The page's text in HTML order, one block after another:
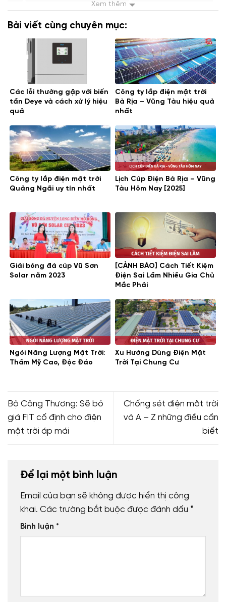
Xem thêm
mặt trời những rủi ro khi đầu tư điện mặt trời rủi ro khi lắp
năng lượng mặt trời rủi ro khi lắp điện mặt trời
tư năng lượng mặt trời rủi ro đầu tư điện mặt trời điện
mặt trời
Bài viết cùng chuyên mục:
Các lỗi thường gặp với biến
tần Deye và cách xử lý hiệu
quả
Công ty lắp điện mặt trời
Bà Rịa – Vũng Tàu hiệu quả
nhất
Công ty lắp điện mặt trời
Quảng Ngãi uy tín nhất
Lịch Cúp Điện Bà Rịa – Vũng
Tàu Hôm Nay [2025]
Giải bóng đá cúp Vũ Sơn
Solar năm 2023
[CẢNH BÁO] Cách Tiết Kiệm
Điện Sai Lầm Nhiều Gia Chủ
Mắc Phải
Ngói Năng Lượng Mặt Trời:
Thẩm Mỹ Cao, Độc Đáo
Xu Hướng Dùng Điện Mặt
Trời Tại Chung Cư
Bộ Công Thương: Sẽ bỏ
giá FIT cố định cho điện
mặt trời áp mái
Chống sét điện mặt trời
và A – Z những điều cần
biết
Để lại một bình luận
Email của bạn sẽ không được hiển thị công
khai. Các trường bắt buộc được đánh dấu *
Bình luận *